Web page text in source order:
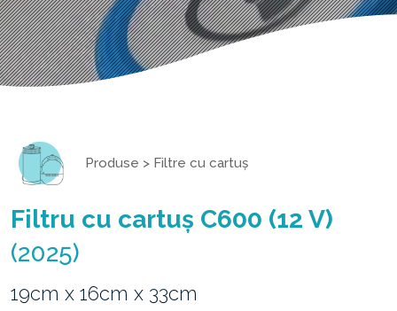
Produse > Filtre cu cartuș
Filtru cu cartuș C600 (12 V)
(2025)
19cm x 16cm x 33cm